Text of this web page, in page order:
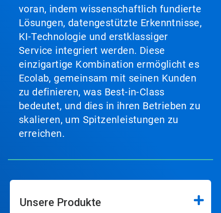
voran, indem wissenschaftlich fundierte
Lösungen, datengestützte Erkenntnisse,
KI-Technologie und erstklassiger
Service integriert werden. Diese
einzigartige Kombination ermöglicht es
Ecolab, gemeinsam mit seinen Kunden
zu definieren, was Best-in-Class
bedeutet, und dies in ihren Betrieben zu
skalieren, um Spitzenleistungen zu
erreichen.
Unsere Produkte